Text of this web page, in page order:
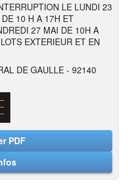
LE LUNDI 23
10 H A 17H ET
27 MAI DE 10H A
EXTERIEUR ET EN
DE GAULLE - 92140
PDF